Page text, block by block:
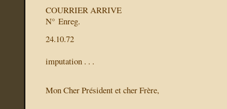
COURRIER ARRIVE
N° Enreg.
24.10.72
imputation . . .
Mon Cher Président et cher Frère,